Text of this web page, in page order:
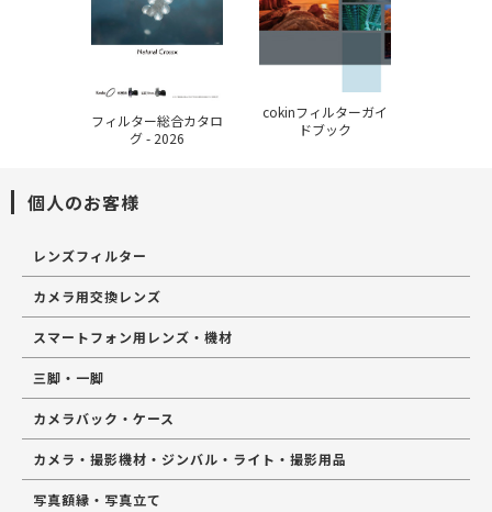
フィルター総合カタロ
グ - 2026
cokinフィルターガイ
ドブック
個人のお客様
レンズフィルター
カメラ用交換レンズ
スマートフォン用レンズ・機材
三脚・一脚
カメラバック・ケース
カメラ・撮影機材・ジンバル・ライト・撮影用品
写真額縁・写真立て